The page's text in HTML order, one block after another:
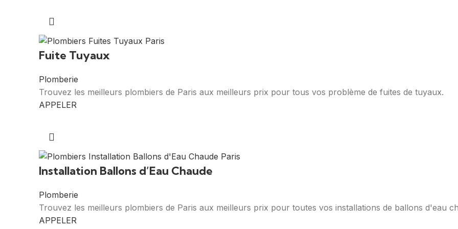
Fuite Tuyaux
Plomberie
Trouvez les meilleurs plombiers de Paris aux meilleurs prix pour tous vos problème de fuites de tuyaux.
APPELER
Installation Ballons d’Eau Chaude
Plomberie
Trouvez les meilleurs plombiers de Paris aux meilleurs prix pour toutes vos installations de ballons d'eau
APPELER